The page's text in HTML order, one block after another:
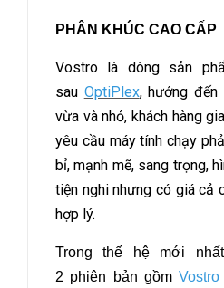
PHÂN KHÚC CAO CẤP
Vostro là dòng sản
sau OptiPlex, hướng đến
vừa và nhỏ, khách hàng
yêu cầu máy tính chạy
bỉ, mạnh mẽ, sang trọng,
tiện nghi nhưng có giá cả
hợp lý.
Trong thế hệ mới
2 phiên bản gồm